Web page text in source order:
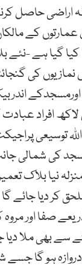
اراضی حاصل
عمارتوں کے
کیا گیا ہے -
کی
اورمسجدکے
افراد
توسیعی پراجیکٹ
کی شمالی
نیا بلاک
کر دیا جائے گا
صفا اور
سے بھی ملا دیا
ہو گا جسے